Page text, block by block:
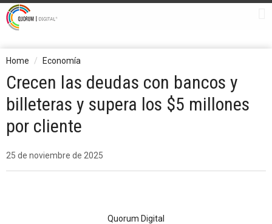
Home Economía
Crecen las deudas con bancos y
billeteras y supera los $5 millones
por cliente
25 de noviembre de 2025
Quorum Digital